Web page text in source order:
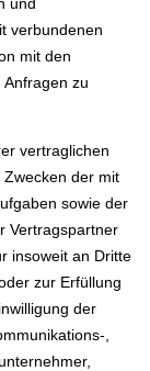
verbundenen
mit den
zu
vertraglichen
der mit
sowie der
Vertragspartner
insoweit an Dritte
zur Erfüllung
der
,